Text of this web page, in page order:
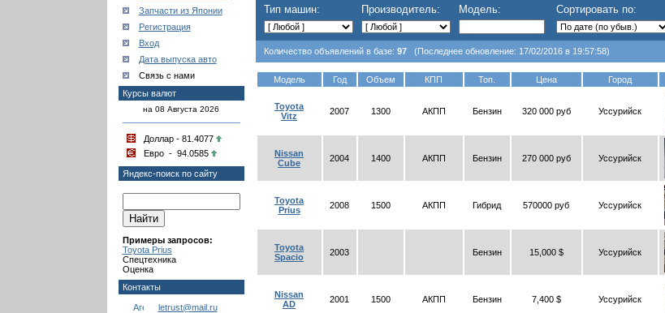
Запчасти из Японии
Регистрация
Вход
Дата выпуска авто
Связь с нами
Курсы валют
на 08 Августа 2026
Доллар - 81.4077
Евро - 94.0585
Яндекс-поиск по сайту
Примеры запросов:
Toyota Prius
Спецтехника
Оценка
Контакты
letrust@mail.ru
Тип машин: Производитель: Модель: Сортировать по:
Количество объявлений в базе: 97(Последнее обновление: 17/02/2016 в 19:57:58)
Модель Год Объем КПП Топ. Цена Город
Toyota
Vitz
2007 1300 АКПП Бензин 320 000 руб Уссурийск
Nissan
Cube
2004 1400 АКПП Бензин 270 000 руб Уссурийск
Toyota
Prius
2008 1500 АКПП Гибрид 570000 руб Уссурийск
Toyota
Spacio
2003 Бензин 15,000 $ Уссурийск
Nissan
AD
2001 1500 АКПП Бензин 7,400 $ Уссурийск